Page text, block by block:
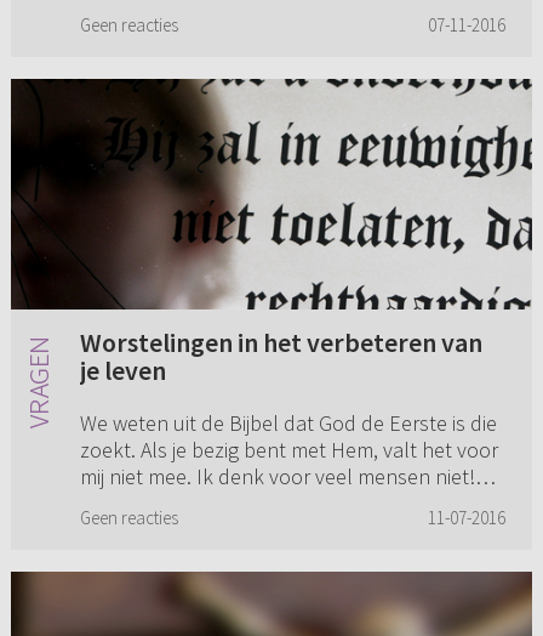
Geen reacties 07-11-2016
Worstelingen in het verbeteren van
je leven
We weten uit de Bijbel dat God de Eerste is die
zoekt. Als je bezig bent met Hem, valt het voor
mij niet mee. Ik denk voor veel mensen niet!
leven om naar z...
Geen reacties 11-07-2016